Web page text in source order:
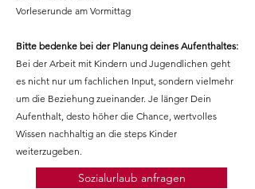
Vorleserunde am Vormittag
Bitte bedenke bei der Planung deines Aufenthaltes:
Bei der Arbeit mit Kindern und Jugendlichen geht
es nicht nur um fachlichen Input, sondern vielmehr
um die Beziehung zueinander. Je länger Dein
Aufenthalt, desto höher die Chance, wertvolles
Wissen nachhaltig an die steps Kinder
weiterzugeben.
Sozialurlaub anfragen